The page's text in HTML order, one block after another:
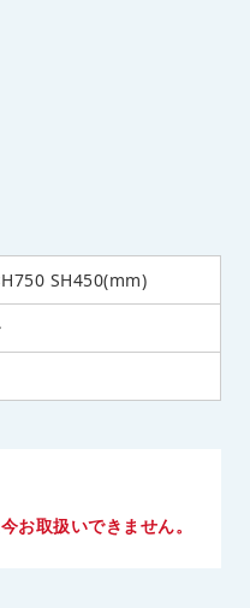
SH450(mm)
お取扱いできません。